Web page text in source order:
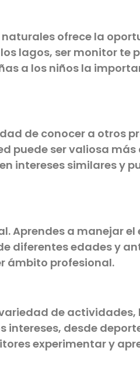
ofrece la
lagos, ser monitor te
a los niños la
de conocer a otros
puede ser valiosa
intereses similares y
Aprendes a manejar el
diferentes edades y
ámbito profesional.
de actividades,
intereses, desde
experimentar y